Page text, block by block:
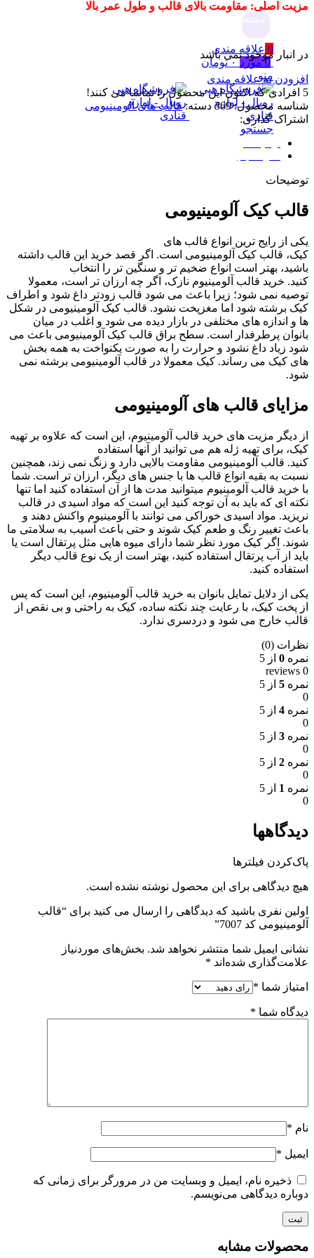
0 علاقه مندی
0 مورد ۰ تومان
منو
جستجو
مزیت اصلی: مقاومت بالای قالب و طول عمر بالا
در انبار موجود نمی باشد
افزودن به علاقه مندی
5 افرادی که اکنون این محصول را تماشا می کنند!
شناسه محصول:369 دسته: قالب های آلومینیومی
اشتراک گذاری:
توضیحات
قالب کیک آلومینیومی
یکی از رایج ترین انواع قالب های
کیک، قالب کیک آلومینیومی است. اگر قصد خرید این قالب داشته
باشید، بهتر است انواع ضخیم تر و سنگین تر را انتخاب
کنید. خرید قالب آلومینیوم نازک، اگر چه ارزان تر است، معمولا
توصیه نمی شود؛ زیرا باعث می شود قالب زودتر داغ شود و اطراف
کیک برشته شود اما مغزپخت نشود. قالب کیک آلومینیومی در شکل
ها و اندازه های مختلفی در بازار دیده می شود و اغلب در میان
بانوان پرطرفدار است. سطح براق قالب کیک آلومینیومی باعث می
شود زیاد داغ نشود و حرارت را به صورت یکنواخت به همه بخش
های کیک می رساند. کیک معمولا در قالب آلومینیومی برشته نمی
شود.
مزایای قالب های آلومینیومی
از دیگر مزیت های خرید قالب آلومینیوم، این است که علاوه بر تهیه
کیک، برای تهیه ژله هم می توانید از آنها استفاده
کنید. قالب آلومینیومی مقاومت بالایی دارد و زنگ نمی زند، همچنین
نسبت به بقیه انواع قالب ها با جنس های دیگر، ارزان تر است. شما
با خرید قالب آلومینیوم میتوانید مدت ها از آن استفاده کنید اما تنها
نکته ای که باید به آن توجه کنید این است که مواد اسیدی در قالب
نریزید. مواد اسیدی خوراکی می توانند با آلومینیوم واکنش دهند و
باعث تغییر رنگ و طعم کیک شوند و حتی باعث آسیب به سلامتی ما
شوند. اگر کیک مورد نظر شما دارای میوه هایی مثل پرتقال است یا
باید از آب پرتقال استفاده کنید، بهتر است از یک نوع قالب دیگر
استفاده کنید.
یکی از دلایل تمایل بانوان به خرید قالب آلومینیوم، این است که پس
از پخت کیک، با رعایت چند نکته ساده، کیک به راحتی و بی نقص از
قالب خارج می شود و دردسری ندارد.
نظرات (0)
نمره 0 از 5
0 reviews
نمره 5 از 5
0
نمره 4 از 5
0
نمره 3 از 5
0
نمره 2 از 5
0
نمره 1 از 5
0
دیدگاهها
پاک‌کردن فیلترها
هیچ دیدگاهی برای این محصول نوشته نشده است.
اولین نفری باشید که دیدگاهی را ارسال می کنید برای “قالب
آلومینیومی کد 7007”
نشانی ایمیل شما منتشر نخواهد شد. بخش‌های موردنیاز
علامت‌گذاری شده‌اند *
امتیاز شما *
دیدگاه شما *
نام *
ایمیل *
ذخیره نام، ایمیل و وبسایت من در مرورگر برای زمانی که
دوباره دیدگاهی می‌نویسم.
محصولات مشابه